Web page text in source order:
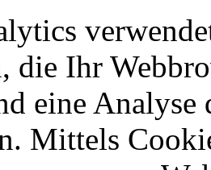
die Ihr
eine
Mittels